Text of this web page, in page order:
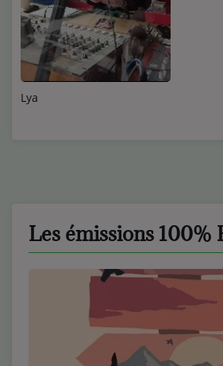
Jeux Concours
Contact
Lya
Les émissions 100%